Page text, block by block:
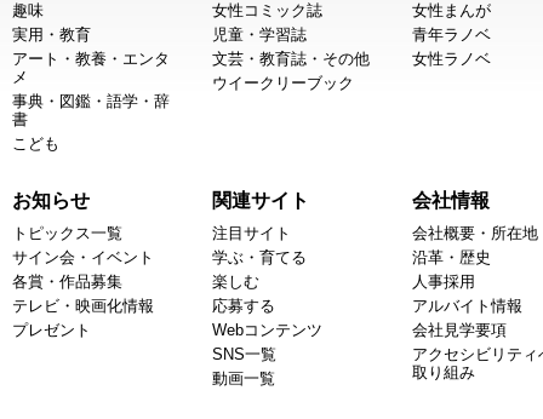
趣味
実用・教育
アート・教養・エンタ
メ
事典・図鑑・語学・辞
書
こども
女性コミック誌
児童・学習誌
文芸・教育誌・その他
ウイークリーブック
女性まんが
青年ラノベ
女性ラノベ
お知らせ
トピックス一覧
サイン会・イベント
各賞・作品募集
テレビ・映画化情報
プレゼント
関連サイト
注目サイト
学ぶ・育てる
楽しむ
応募する
Webコンテンツ
SNS一覧
動画一覧
会社情報
会社概要・所在地
沿革・歴史
人事採用
アルバイト情報
会社見学要項
アクセシビリティ
取り組み